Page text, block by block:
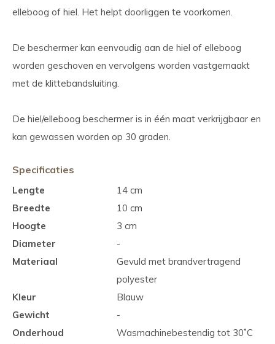
elleboog of hiel. Het helpt doorliggen te voorkomen.
De beschermer kan eenvoudig aan de hiel of elleboog
worden geschoven en vervolgens worden vastgemaakt
met de klittebandsluiting.
De hiel/elleboog beschermer is in één maat verkrijgbaar en
kan gewassen worden op 30 graden.
Specificaties
Lengte
14 cm
Breedte
10 cm
Hoogte
3 cm
Diameter
-
Materiaal
Gevuld met brandvertragend
polyester
Kleur
Blauw
Gewicht
-
Onderhoud
Wasmachinebestendig tot 30˚C